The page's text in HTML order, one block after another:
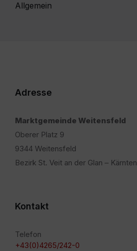
Allgemein
Adresse
Marktgemeinde Weitensfeld
Oberer Platz 9
9344 Weitensfeld
Bezirk St. Veit an der Glan – Kärnten
Kontakt
Telefon
+43(0)4265/242-0